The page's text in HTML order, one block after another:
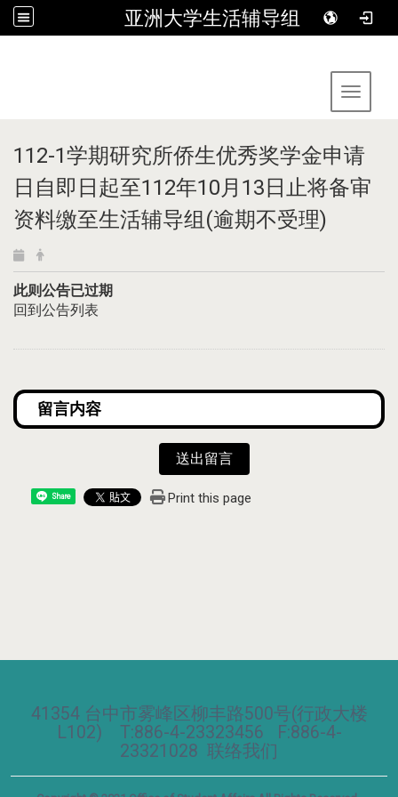
亚洲大学生活辅导组
Toggle
112-1学期研究所侨生优秀奖学金申请
日自即日起至112年10月13日止将备审
资料缴至生活辅导组(逾期不受理)
此则公告已过期
回到公告列表
送出留言
Share Print this page
41354 台中市雾峰区柳丰路500号(行政大楼
L102) T:886-4-23323456 F:886-4-
23321028 联络我们